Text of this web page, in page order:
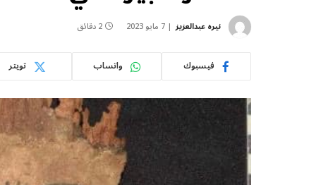
نيره عبدالعزيز 7 مايو 2023 2 دقائق
فيسبوك واتساب تويتر